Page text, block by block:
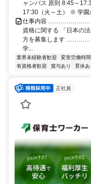
ャンパス 原則 8:45～
17:30（火～土） ※ 学園
仕事内容
資格に関する 「⽇本の
⽅を募集します
学...
業界未経験者歓迎 変形労働時間
有資格者歓迎
賞与あり 育休あ
正社員